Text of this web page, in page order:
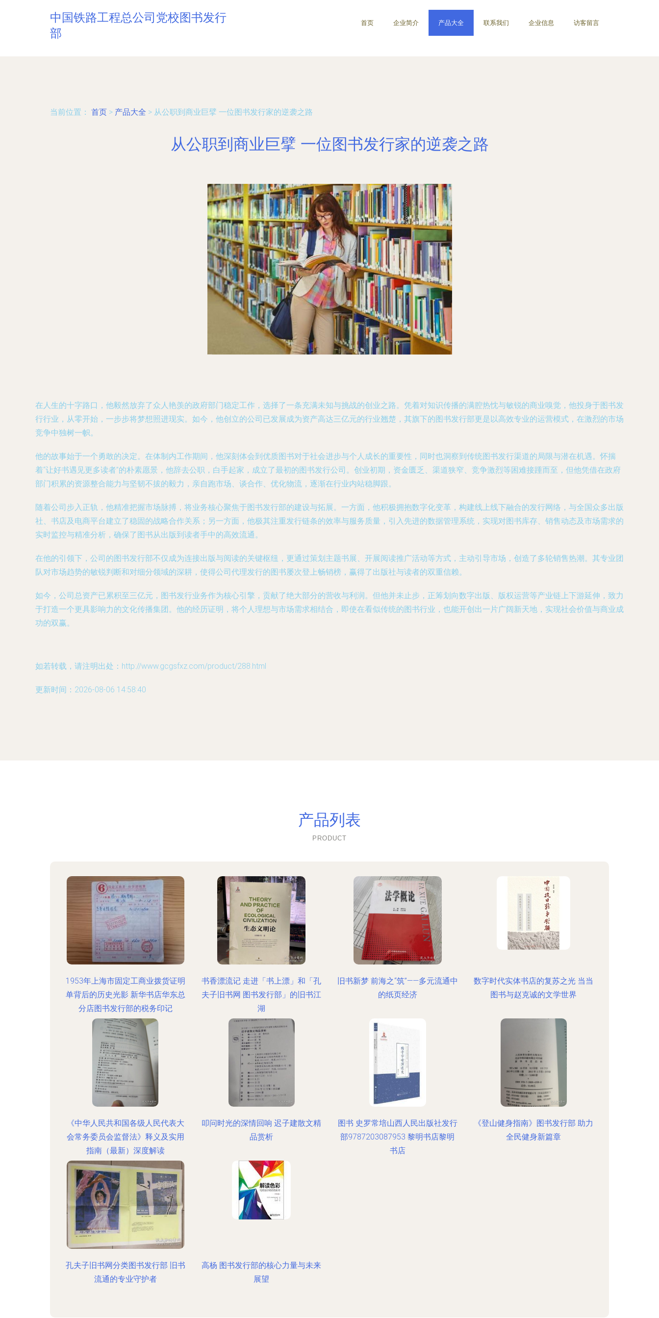
中国铁路工程总公司党校图书发行
部
首页 企业简介 产品大全 联系我们 企业信息 访客留言
当前位置： 首页 > 产品大全 > 从公职到商业巨擘 一位图书发行家的逆袭之路
从公职到商业巨擘 一位图书发行家的逆袭之路
在人生的十字路口，他毅然放弃了众人艳羡的政府部门稳定工作，选择了一条充满未知与挑战的创业之路。凭着对知识传播的满腔热忱与敏锐的商业嗅觉，他投身于图书发
行行业，从零开始，一步步将梦想照进现实。如今，他创立的公司已发展成为资产高达三亿元的行业翘楚，其旗下的图书发行部更是以高效专业的运营模式，在激烈的市场
竞争中独树一帜。
他的故事始于一个勇敢的决定。在体制内工作期间，他深刻体会到优质图书对于社会进步与个人成长的重要性，同时也洞察到传统图书发行渠道的局限与潜在机遇。怀揣
着“让好书遇见更多读者”的朴素愿景，他辞去公职，白手起家，成立了最初的图书发行公司。创业初期，资金匮乏、渠道狭窄、竞争激烈等困难接踵而至，但他凭借在政府
部门积累的资源整合能力与坚韧不拔的毅力，亲自跑市场、谈合作、优化物流，逐渐在行业内站稳脚跟。
随着公司步入正轨，他精准把握市场脉搏，将业务核心聚焦于图书发行部的建设与拓展。一方面，他积极拥抱数字化变革，构建线上线下融合的发行网络，与全国众多出版
社、书店及电商平台建立了稳固的战略合作关系；另一方面，他极其注重发行链条的效率与服务质量，引入先进的数据管理系统，实现对图书库存、销售动态及市场需求的
实时监控与精准分析，确保了图书从出版到读者手中的高效流通。
在他的引领下，公司的图书发行部不仅成为连接出版与阅读的关键枢纽，更通过策划主题书展、开展阅读推广活动等方式，主动引导市场，创造了多轮销售热潮。其专业团
队对市场趋势的敏锐判断和对细分领域的深耕，使得公司代理发行的图书屡次登上畅销榜，赢得了出版社与读者的双重信赖。
如今，公司总资产已累积至三亿元，图书发行业务作为核心引擎，贡献了绝大部分的营收与利润。但他并未止步，正筹划向数字出版、版权运营等产业链上下游延伸，致力
于打造一个更具影响力的文化传播集团。他的经历证明，将个人理想与市场需求相结合，即使在看似传统的图书行业，也能开创出一片广阔新天地，实现社会价值与商业成
功的双赢。
如若转载，请注明出处：http://www.gcgsfxz.com/product/288.html
更新时间：2026-08-06 14:58:40
产品列表
PRODUCT
1953年上海市固定工商业拨货证明
单背后的历史光影 新华书店华东总
分店图书发行部的税务印记
书香漂流记 走进「书上漂」和「孔
夫子旧书网 图书发行部」的旧书江
湖
旧书新梦 前海之“筑”——多元流通中
的纸页经济
数字时代实体书店的复苏之光 当当
图书与赵克诚的文学世界
《中华人民共和国各级人民代表大
会常务委员会监督法》释义及实用
指南（最新）深度解读
叩问时光的深情回响 迟子建散文精
品赏析
图书 史罗常培山西人民出版社发行
部9787203087953 黎明书店黎明
书店
《登山健身指南》图书发行部 助力
全民健身新篇章
孔夫子旧书网分类图书发行部 旧书
流通的专业守护者
高杨 图书发行部的核心力量与未来
展望